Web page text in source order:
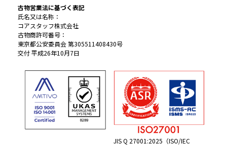
古物営業法に基づく表記
氏名又は名称：
コアスタッフ株式会社
古物商許可番号：
東京都公安委員会 第305511408430号
交付 平成26年10月7日
JIS Q 27001:2025（ISO/IEC